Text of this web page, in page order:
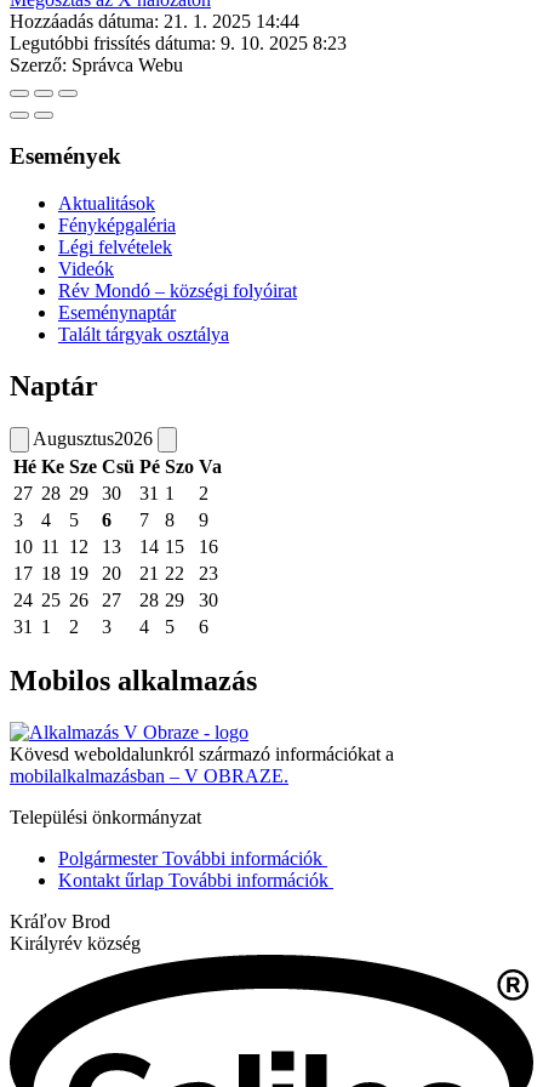
Hozzáadás dátuma: 21. 1. 2025 14:44
Legutóbbi frissítés dátuma: 9. 10. 2025 8:23
Szerző: Správca Webu
Események
Aktualitások
Fényképgaléria
Légi felvételek
Videók
Rév Mondó – községi folyóirat
Eseménynaptár
Talált tárgyak osztálya
Naptár
Augusztus2026
Hé Ke Sze Csü Pé Szo Va
27 28 29 30 31 1
2
3
4 5 6 7 8
9
10 11 12 13 14 15
16
17 18 19 20 21 22
23
24 25 26 27 28 29
30
31
1 2 3 4 5 6
Mobilos alkalmazás
Kövesd weboldalunkról származó információkat a
mobilalkalmazásban – V OBRAZE.
Települési önkormányzat
Polgármester További információk
Kontakt űrlap További információk
Kráľov Brod
Királyrév község